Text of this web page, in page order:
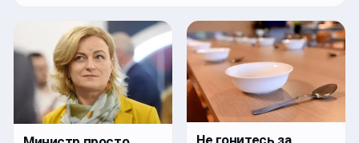
Не гонитесь за